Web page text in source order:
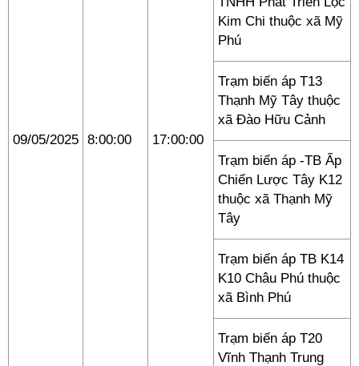
09/05/2025 8:00:00 17:00:00
Kim Chi thuộc xã Mỹ
Phú
Trạm biến áp T13
Thạnh Mỹ Tây thuộc
xã Đào Hữu Cảnh
Trạm biến áp -TB Ấp
Chiến Lược Tây K12
thuộc xã Thạnh Mỹ
Tây
Trạm biến áp TB K14
K10 Châu Phú thuộc
xã Bình Phú
Trạm biến áp T20
Vĩnh Thạnh Trung